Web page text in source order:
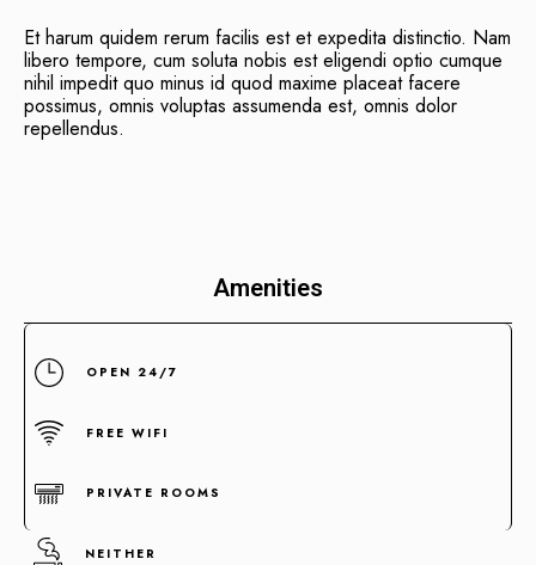
Et harum quidem rerum facilis est et expedita distinctio. Nam
libero tempore, cum soluta nobis est eligendi optio cumque
nihil impedit quo minus id quod maxime placeat facere
possimus, omnis voluptas assumenda est, omnis dolor
repellendus.
Amenities
OPEN 24/7
FREE WIFI
PRIVATE ROOMS
NEITHER